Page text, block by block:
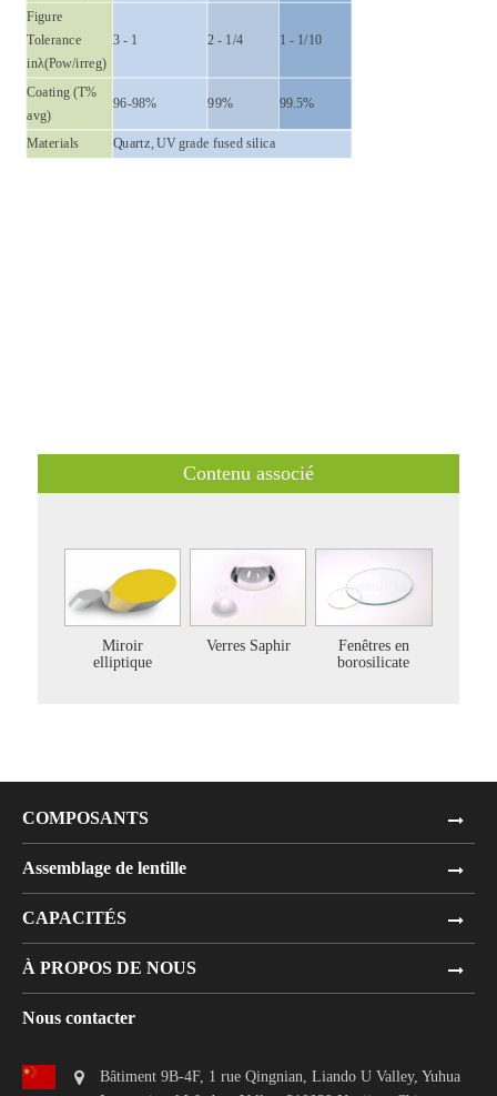
Figure
Tolerance
inλ(Pow/irreg)
3 - 1 2 - 1/4 1 - 1/10
Coating (T%
avg)
96-98% 99% 99.5%
Materials Quartz, UV grade fused silica
Contenu associé
Miroir
elliptique
Verres Saphir
Fenêtres en
borosilicate
COMPOSANTS
Assemblage de lentille
CAPACITÉS
À PROPOS DE NOUS
Nous contacter
Bâtiment 9B-4F, 1 rue Qingnian, Liando U Valley, Yuhua